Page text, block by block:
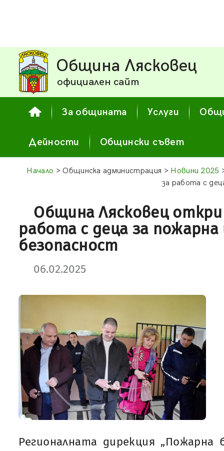
Община Лясковец
официален сайт
За общината Услуги
Дейности Общински съвет
Начало > Общинска администрация > Новини 2025
за работа с
Община Лясковец
работа с деца за
безопасност
06.02.2025
Регионалната дирекция